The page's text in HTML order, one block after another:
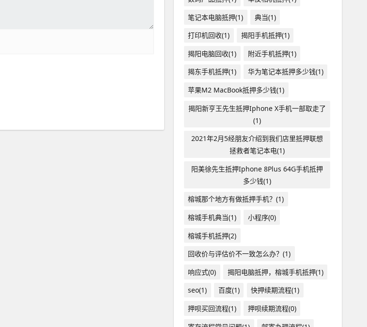
笔记本电脑抵押(1)
典当(1)
打印机回收(1)
揭阳手机抵押(1)
揭阳电脑回收(1)
附近手机抵押(1)
揭东手机抵押(1)
华为笔记本抵押多少钱(1)
苹果M2 MacBook抵押多少钱(1)
揭阳新亨王先生抵押Iphone X手机一部取走了
(1)
2021年2月5经朋友介绍到我们店里抵押联想
拯救者笔记本电(1)
阳美徐先生抵押Iphone 8Plus 64G手机抵押
多少钱(1)
榕城那个地方有做抵押手机？(1)
榕城手机典当(1)
小程序(0)
榕城手机抵押(2)
回收价与评估价不一致怎么办？(1)
响应式(0)
揭阳电脑抵押，榕城手机抵押(1)
seo(1)
百度(1)
快押续期流程(1)
押呗买回流程(1)
押呗续期流程(0)